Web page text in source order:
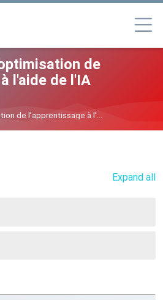
de
l'aide de l'IA
de l’apprentissage à l'...
Expand all